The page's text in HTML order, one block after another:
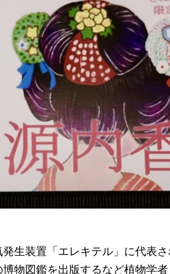
生装置「エレキテル」に代表さ
物図鑑を出版するなど植物学